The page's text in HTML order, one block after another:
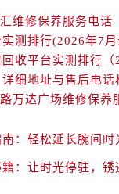
区新运大街欧米
台区石油大街欧
区南马路欧米茄
区市府路与渤海
区中街路137号亨
门外大街甲6号华
安街1号王府井东
维修保养服务电话
测排行(2026年7
：轻松延长腕间时
：让时光停驻，锈